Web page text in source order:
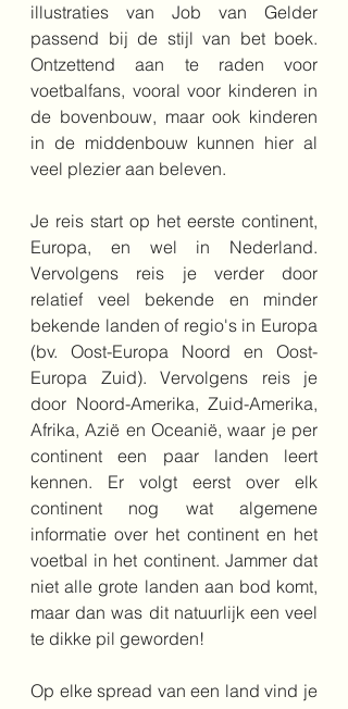
illustraties van Job van Gelder
passend bij de stijl van bet boek.
Ontzettend aan te raden voor
voetbalfans, vooral voor kinderen in
de bovenbouw, maar ook kinderen
in de middenbouw kunnen hier al
veel plezier aan beleven.
Je reis start op het eerste continent,
Europa, en wel in Nederland.
Vervolgens reis je verder door
relatief veel bekende en minder
bekende landen of regio's in Europa
(bv. Oost-Europa Noord en Oost-
Europa Zuid). Vervolgens reis je
door Noord-Amerika, Zuid-Amerika,
Afrika, Azië en Oceanië, waar je per
continent een paar landen leert
kennen. Er volgt eerst over elk
continent nog wat algemene
informatie over het continent en het
voetbal in het continent. Jammer dat
niet alle grote landen aan bod komt,
maar dan was dit natuurlijk een veel
te dikke pil geworden!
Op elke spread van een land vind je